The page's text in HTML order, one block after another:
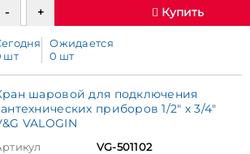
Купить
шт
Ожидается
0 шт
шаровой для подключения
приборов 1/2" х 3/4"
VALOGIN
VG-501102